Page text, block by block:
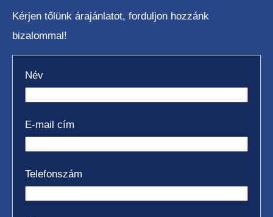
Kérjen tőlünk árajánlatot, forduljon hozzánk
bizalommal!
Név
E-mail cím
Telefonszám